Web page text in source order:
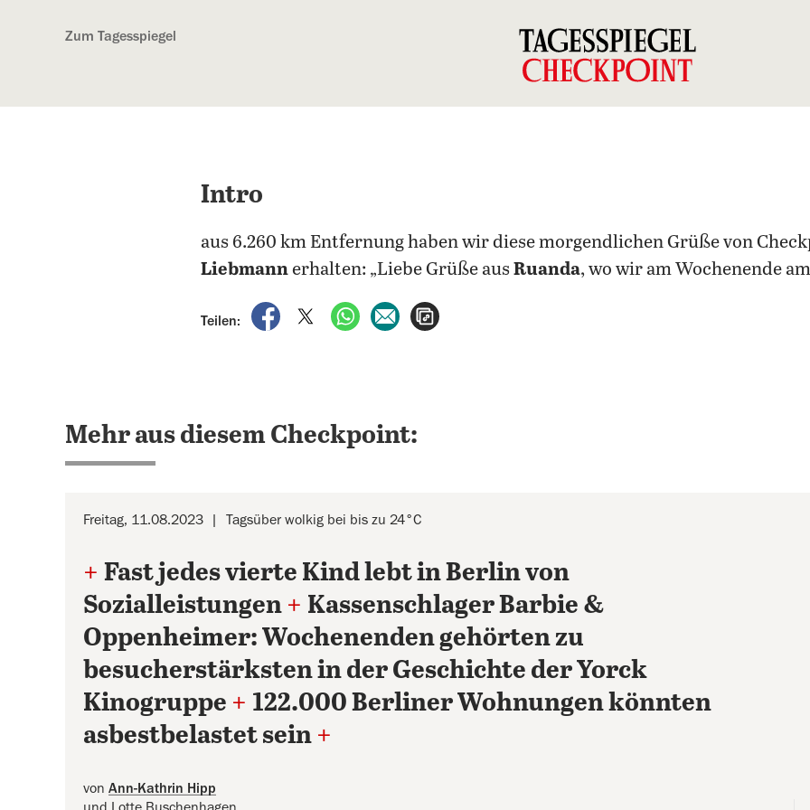
Zum Tagesspiegel
Intro
aus 6.260 km Entfernung haben wir diese morgendlichen Grüße von
Liebmannerhalten: „Liebe Grüße ausRuanda, wo wir am Wochenende
Teilen:
auf Facebook teilen
auf X teilenper WhatsApp teilen
per E-Mail teilen
Mehr aus diesem Checkpoint:
Freitag, 11.08.2023 Tagsüber wolkig bei bis zu 24°C
+ Fast jedes vierte Kind lebt in Berlin von
Sozialleistungen + Kassenschlager Barbie &
Oppenheimer: Wochenenden gehörten zu
besucherstärksten in der Geschichte der Yorck
Kinogruppe + 122.000 Berliner Wohnungen könnten
asbestbelastet sein +
von Ann-Kathrin Hipp
und Lotte Buschenhagen